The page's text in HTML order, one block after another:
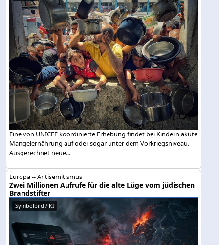
Eine von UNICEF koordinierte Erhebung findet bei Kindern akute
Mangelernährung auf oder sogar unter dem Vorkriegsniveau.
Ausgerechnet neue...
Europa -- Antisemitismus
Zwei Millionen Aufrufe für die alte Lüge vom jüdischen
Brandstifter
Symbolbild / KI